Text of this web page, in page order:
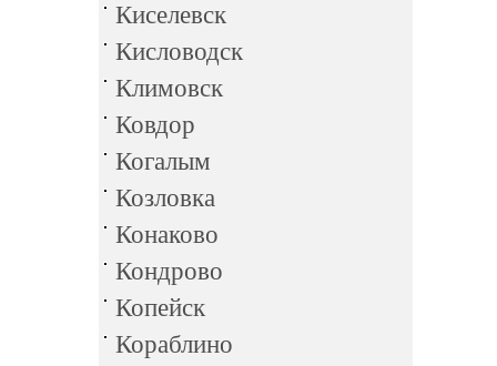
Киселевск
Кисловодск
Климовск
Ковдор
Когалым
Козловка
Конаково
Кондрово
Копейск
Кораблино